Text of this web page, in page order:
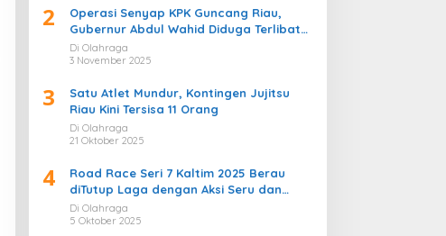
2
Operasi Senyap KPK Guncang Riau,
Gubernur Abdul Wahid Diduga Terlibat
Kasus Korupsi Proyek
Di Olahraga
3 November 2025
3
Satu Atlet Mundur, Kontingen Jujitsu
Riau Kini Tersisa 11 Orang
Di Olahraga
21 Oktober 2025
4
Road Race Seri 7 Kaltim 2025 Berau
diTutup Laga dengan Aksi Seru dan
Penuh Sportivitas
Di Olahraga
5 Oktober 2025